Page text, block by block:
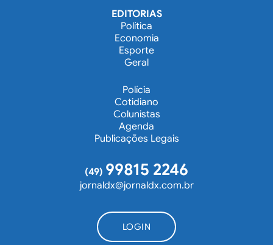
EDITORIAS
Política
Economia
Esporte
Geral
Polícia
Cotidiano
Colunistas
Agenda
Publicações Legais
(49) 99815 2246
jornaldx@jornaldx.com.br
LOGIN